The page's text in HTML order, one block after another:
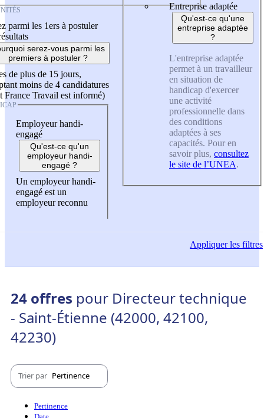
parmi les 1ers à postuler
serez-vous parmi les
premiers à postuler ?
de plus de 15 jours,
moins de 4 candidatures
France Travail est informé)
Employeur handi-
engagé
Qu'est-ce qu'un
employeur handi-
engagé ?
Un employeur handi-
engagé est un
employeur reconnu
Entreprise adaptée
Qu'est-ce qu'une
entreprise adaptée
?
L'entreprise adaptée
permet à un travailleur
en situation de
handicap d'exercer
une activité
professionnelle dans
des conditions
adaptées à ses
capacités. Pour en
savoir plus, consultez
le site de l’UNEA.
Appliquerles filtres
24 offres pour Directeur technique
- Saint-Étienne (42000, 42100,
42230)
Trier par Pertinence
Pertinence